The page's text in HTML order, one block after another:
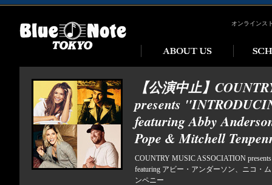
オンラインス
【公演中止】
presents
featuring Abby
Pope & Mitchell
COUNTRY MUSIC ASSOCIATION
featuring アビー・アンダーソン、ニコ・
ンペニー